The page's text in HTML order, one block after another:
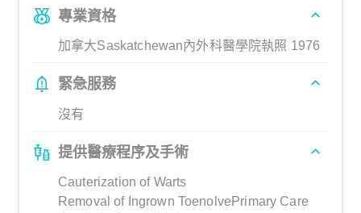
專業資格
加拿大Saskatchewan內外科醫學院執照 1976
緊急服務
沒有
提供醫療程序及手術
Cauterization of Warts
Removal of Ingrown ToenolvePrimary Care